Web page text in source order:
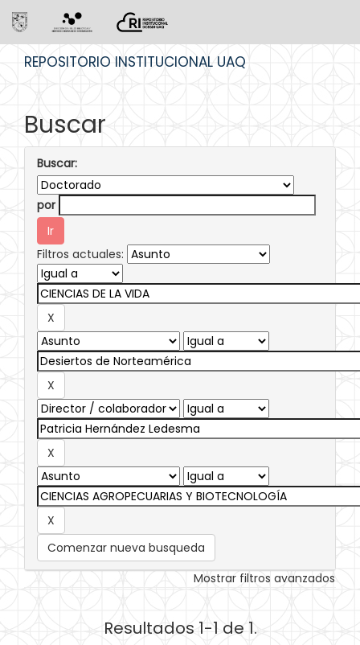
REPOSITORIO INSTITUCIONAL UAQ
Buscar
Buscar:
por
Filtros actuales:
Comenzar nueva busqueda
Mostrar filtros avanzados
Resultados 1-1 de 1.